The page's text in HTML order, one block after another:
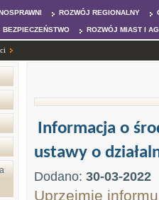
ROZWÓJ REGIONALNY
BEZPIECZEŃSTWO ROZWÓJ MIAST I
Informacja o
ustawy o
Dodano: 30-03-2022
Uprzejmie